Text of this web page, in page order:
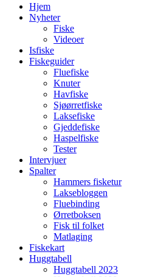
Hjem
Nyheter
Fiske
Videoer
Isfiske
Fiskeguider
Fluefiske
Knuter
Havfiske
Sjøørretfiske
Laksefiske
Gjeddefiske
Haspelfiske
Tester
Intervjuer
Spalter
Hammers fisketur
Laksebloggen
Fluebinding
Ørretboksen
Fisk til folket
Matlaging
Fiskekart
Huggtabell
Huggtabell 2023